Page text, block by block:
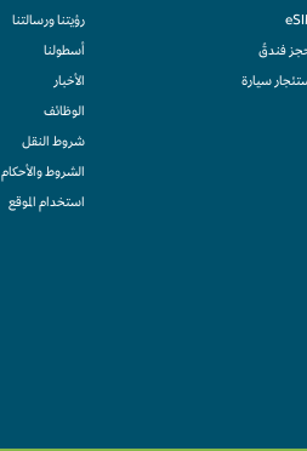
فندقً
سيارة
رؤيتنا ورسالتنا
أسطولنا
الأخبار
الوظائف
شروط النقل
الشروط والأحكام
استخدام الموقع